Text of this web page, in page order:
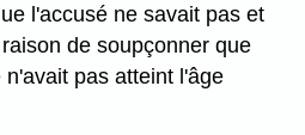
l'accusé ne savait pas et
de soupçonner que
pas atteint l'âge